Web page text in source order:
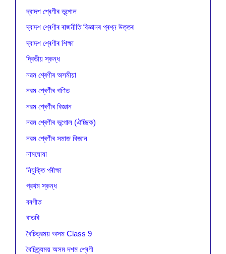
দ্বাদশ শ্ৰেণীৰ ভূগোল
দ্বাদশ শ্ৰেণীৰ ৰাজনীতি বিজ্ঞানৰ প্ৰশ্ন উত্তৰ
দ্বাদশ শ্ৰেণীৰ শিক্ষা
দ্বিতীয় স্কন্ধ
নৱম শ্ৰেণীৰ অসমীয়া
নৱম শ্ৰেণীৰ গণিত
নৱম শ্ৰেণীৰ বিজ্ঞান
নৱম শ্ৰেণীৰ ভূগোল (ঐচ্ছিক)
নৱম শ্ৰেণীৰ সমাজ বিজ্ঞান
নামঘোষা
নিযুক্তি পৰীক্ষা
প্রথম স্কন্ধ
বৰগীত
বাতৰি
বৈচিত্রময় অসম Class 9
বৈচিত্র্যময় অসম দশম শ্ৰেণী